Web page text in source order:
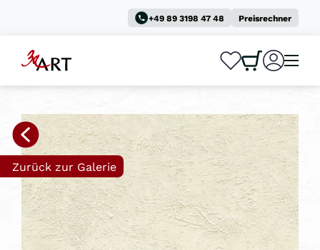
+49 89 3198 47 48 Preisrechner
0
Zurück zur Galerie